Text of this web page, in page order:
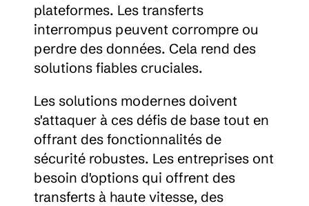
plateformes. Les transferts
interrompus peuvent corrompre ou
perdre des données. Cela rend des
solutions fiables cruciales.
Les solutions modernes doivent
s'attaquer à ces défis de base tout en
offrant des fonctionnalités de
sécurité robustes. Les entreprises ont
besoin d'options qui offrent des
transferts à haute vitesse, des